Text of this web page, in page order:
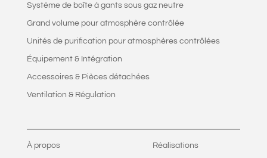
Système de boîte à gants sous gaz neutre
Grand volume pour atmosphère contrôlée
Unités de purification pour atmosphères contrôlées
Équipement & Intégration
Accessoires & Pièces détachées
Ventilation & Régulation
À propos Réalisations